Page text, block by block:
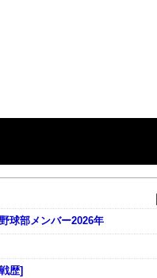
球部メンバー2026年
歴]